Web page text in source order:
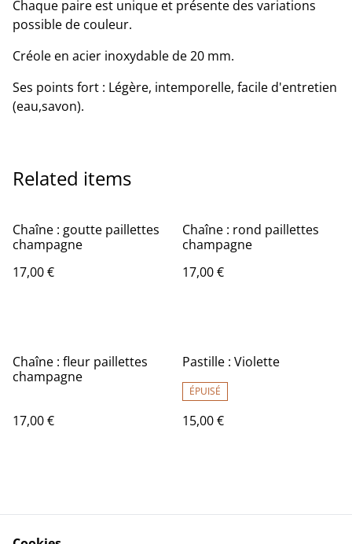
Chaque paire est unique et présente des variations
possible de couleur.
Créole en acier inoxydable de 20 mm.
Ses points fort : Légère, intemporelle, facile d'entretien
(eau,savon).
Related items
Chaîne : goutte paillettes
champagne
17,00 €
Chaîne : rond paillettes
champagne
17,00 €
Chaîne : fleur paillettes
champagne
17,00 €
Pastille : Violette
ÉPUISÉ
15,00 €